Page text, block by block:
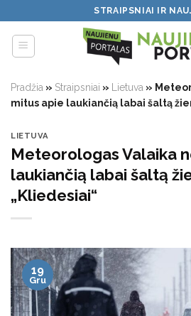
to
content
STRAIPSNIAI IR
Pradžia » Straipsniai » Lietuva »
mitus apie laukiančią labai šaltą
LIETUVA
Meteorologas Valaika
laukiančią labai šaltą
„Kliedesiai“
19
Gru